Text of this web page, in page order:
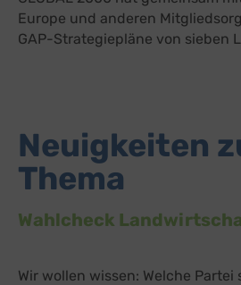
Europe und anderen
GAP-Strategiepläne von sieben
Neuigkeiten
Thema
Wahlcheck
Wir wollen wissen: Welche